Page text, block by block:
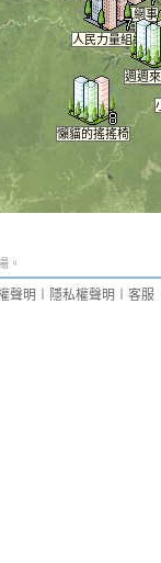
懶貓的搖搖椅
週週
微風網事
人民力量組織
親
闇
。
聲明 隱私權聲明 客服